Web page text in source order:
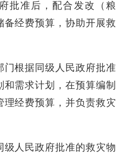
批准后，配合发改（粮
备经费预算，协助开展救
根据同级人民政府批准
需求计划，在预算编制
理经费预算，并负责救灾
人民政府批准的救灾物